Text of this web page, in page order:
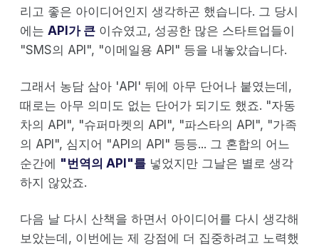
리고 좋은 아이디어인지 생각하곤 했습니다. 그 당시
에는 API가 큰 이슈였고, 성공한 많은 스타트업들이
"SMS의 API", "이메일용 API" 등을 내놓았습니다.
그래서 농담 삼아 'API' 뒤에 아무 단어나 붙였는데,
때로는 아무 의미도 없는 단어가 되기도 했죠. "자동
차의 API", "슈퍼마켓의 API", "파스타의 API", "가족
의 API", 심지어 "API의 API" 등등... 그 혼합의 어느
순간에 "번역의 API"를 넣었지만 그날은 별로 생각
하지 않았죠.
다음 날 다시 산책을 하면서 아이디어를 다시 생각해
보았는데, 이번에는 제 강점에 더 집중하려고 노력했